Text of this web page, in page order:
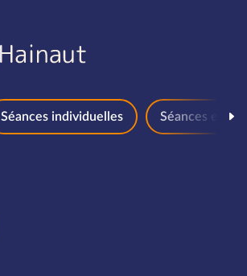
Séances individuelles Séances en